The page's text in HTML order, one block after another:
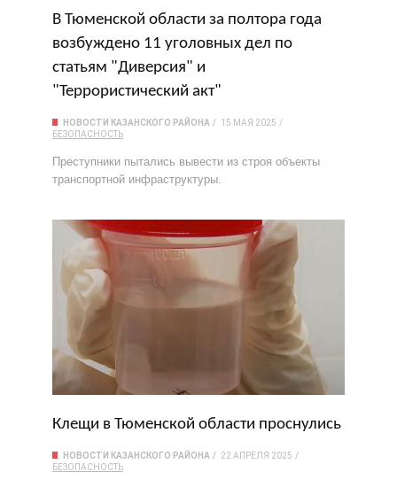
В Тюменской области за полтора года
возбуждено 11 уголовных дел по
статьям "Диверсия" и
"Террористический акт"
НОВОСТИ КАЗАНСКОГО РАЙОНА
15 МАЯ 2025
БЕЗОПАСНОСТЬ
Преступники пытались вывести из строя объекты
транспортной инфраструктуры.
Клещи в Тюменской области проснулись
НОВОСТИ КАЗАНСКОГО РАЙОНА
22 АПРЕЛЯ 2025
БЕЗОПАСНОСТЬ